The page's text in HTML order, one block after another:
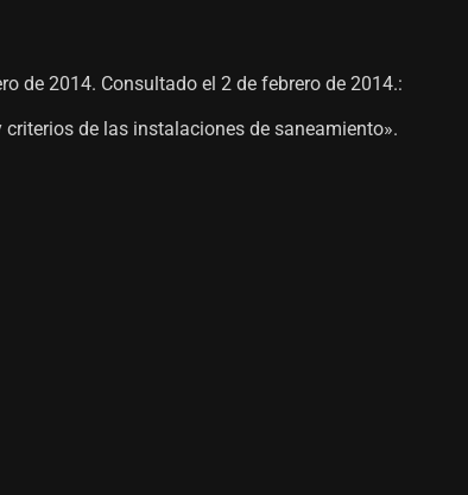
de 2014. Consultado el 2 de febrero de 2014.:
de las instalaciones de saneamiento».